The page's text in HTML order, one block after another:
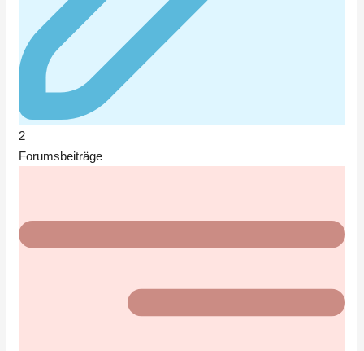
2
Forumsbeiträge